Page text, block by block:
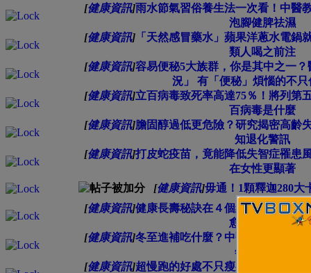
[健康資訊]雨水節氣習俗養生法一次看！中醫
泡腳健脾祛濕
[健康資訊]「天然感冒藥水」蘋果洋蔥水電鍋
類人喝之前注
[健康資訊]容易便秘5大族群，你是其中之一
況」 有「便秘」煩惱的不只
[健康資訊]立百病毒致死率高達75％！將列第
百病毒是什麼
[健康資訊]膽固醇過低更危險？研究揭密高齡
知退化警訊
[健康資訊]打皮蛇疫苗，竟能降低失智症罹患
在女性更顯著
[健康資訊]毋通！1顆釋迦280大
[健康資訊]健康長壽秘訣在４個練習！預防「
愈早開始愈好
[健康資訊]冬至進補吃什麼？中醫推「漢方熬
年健康打底
[健康資訊]超慢跑的好處不只瘦身！醫曝：改